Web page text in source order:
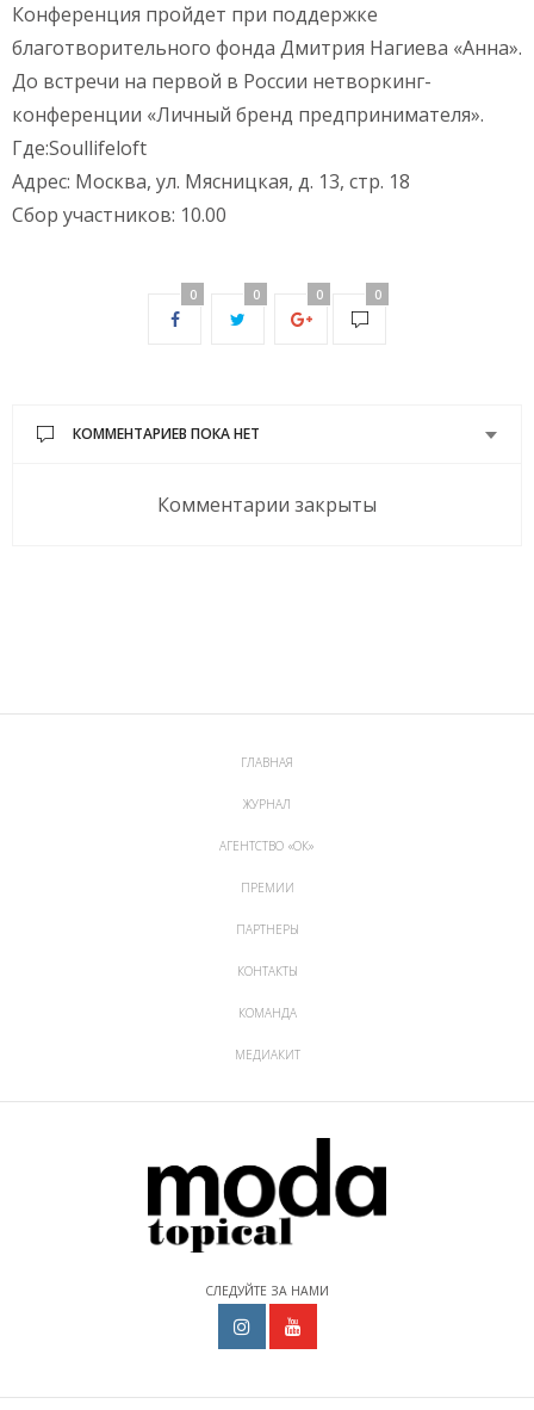
Конференция пройдет при поддержке
благотворительного фонда Дмитрия Нагиева «Анна».
До встречи на первой в России нетворкинг-
конференции «Личный бренд предпринимателя».
Где:Soullifeloft
Адрес: Москва, ул. Мясницкая, д. 13, стр. 18
Сбор участников: 10.00
0 0 0 0
КОММЕНТАРИЕВ ПОКА НЕТ
Комментарии закрыты
ГЛАВНАЯ
ЖУРНАЛ
АГЕНТСТВО «ОК»
ПРЕМИИ
ПАРТНЕРЫ
КОНТАКТЫ
КОМАНДА
МЕДИАКИТ
СЛЕДУЙТЕ ЗА НАМИ